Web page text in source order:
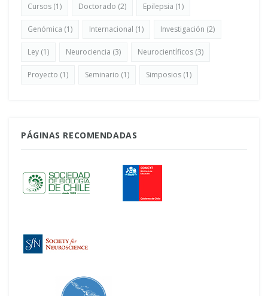
Cursos (1) Doctorado (2) Epilepsia (1)
Genómica (1) Internacional (1) Investigación (2)
Ley (1) Neurociencia (3) Neurocientíficos (3)
Proyecto (1) Seminario (1) Simposios (1)
PÁGINAS RECOMENDADAS